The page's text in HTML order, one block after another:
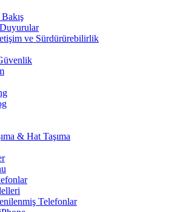
ve Sürdürürebilirlik
& Hat Taşıma
Telefonlar